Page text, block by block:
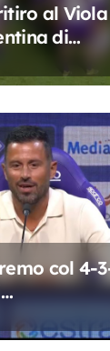
al Viola
di
col 4-